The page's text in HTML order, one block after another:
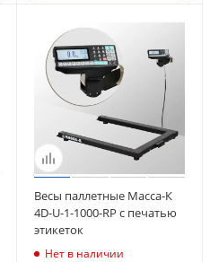
Весы паллетные Масса-К
4D-U-1-1000-RP с печатью
этикеток
Нет в наличии